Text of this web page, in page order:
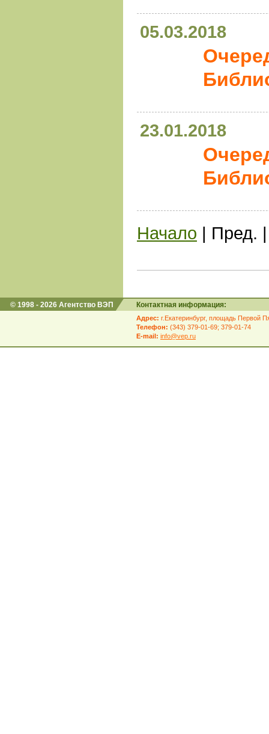
05.03.2018
23.01.2018
Начало | Пред.
© 1998 - 2026 Агентство ВЭП Контактная информация:
Адрес: г.Екатеринбург, площадь Первой
Телефон: (343) 379-01-69; 379-01-74
E-mail: info@vep.ru